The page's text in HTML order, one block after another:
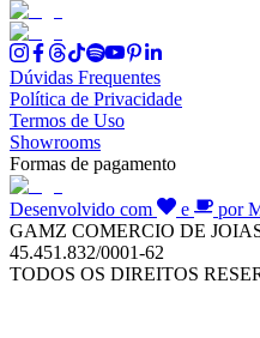
Dúvidas Frequentes
Política de Privacidade
Termos de Uso
Showrooms
Formas de pagamento
Desenvolvido com e
por
GAMZ COMERCIO DE
45.451.832/0001-62
TODOS OS DIREITOS